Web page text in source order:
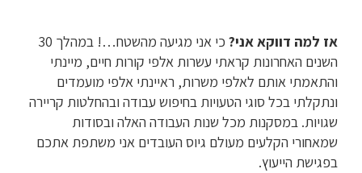
אז למה דווקא אני?
כי אני מגיעה מהשטח…! במהלך 30
השנים האחרונות קראתי עשרות אלפי קורות חיים, מיינתי
והתאמתי אותם לאלפי משרות, ראיינתי אלפי מועמדים
ונתקלתי בכל סוגי הטעויות בחיפוש עבודה ובהחלטות קריירה
שגויות. במסקנות מכל שנות העבודה האלה ובסודות
שמאחורי הקלעים מעולם גיוס העובדים אני משתפת אתכם
בפגישת הייעוץ.